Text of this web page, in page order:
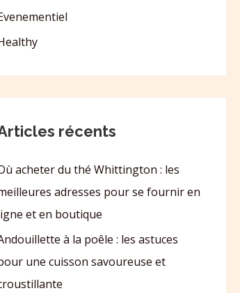
récents
acheter du thé Whittington : les
adresses pour se fournir en
et en boutique
à la poêle : les astuces
une cuisson savoureuse et